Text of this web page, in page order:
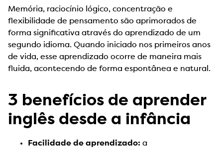
Memória, raciocínio lógico, concentração e
flexibilidade de pensamento são aprimorados de
forma significativa através do aprendizado de um
segundo idioma. Quando iniciado nos primeiros anos
de vida, esse aprendizado ocorre de maneira mais
fluida, acontecendo de forma espontânea e natural.
3 benefícios de aprender
inglês desde a infância
Facilidade de aprendizado: a